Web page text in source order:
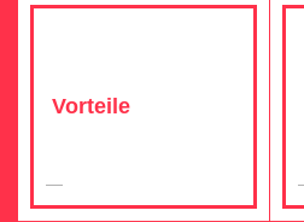
Vorteile